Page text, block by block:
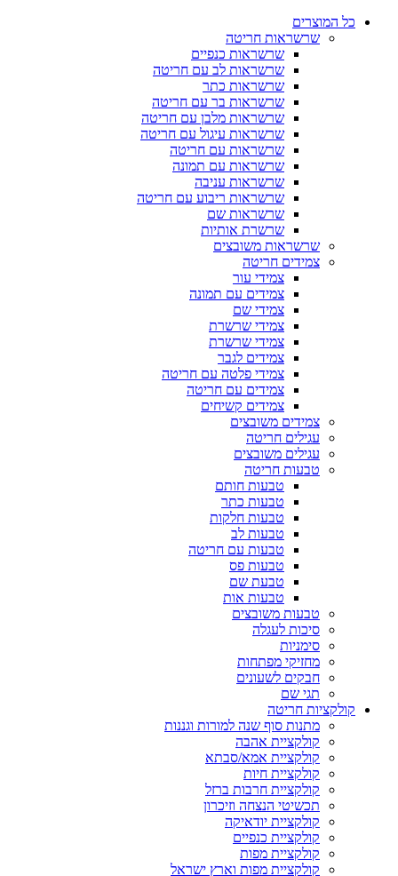
כל המוצרים
שרשראות חריטה
שרשראות כנפיים
שרשראות לב עם חריטה
שרשראות כתר
שרשראות בר עם חריטה
שרשראות מלבן עם חריטה
שרשראות עיגול עם חריטה
שרשראות עם חריטה
שרשראות עם תמונה
שרשראות עניבה
שרשראות ריבוע עם חריטה
שרשראות שם
שרשרת אותיות
שרשראות משובצים
צמידים חריטה
צמידי עור
צמידים עם תמונה
צמידי שם
צמידי שרשרת
צמידי שרשרת
צמידים לגבר
צמידי פלטה עם חריטה
צמידים עם חריטה
צמידים קשיחים
צמידים משובצים
עגילים חריטה
עגילים משובצים
טבעות חריטה
טבעות חותם
טבעות כתר
טבעות חלקות
טבעות לב
טבעות עם חריטה
טבעות פס
טבעת שם
טבעות אות
טבעות משובצים
סיכות לעגלה
סימניות
מחזיקי מפתחות
חבקים לשעונים
תגי שם
קולקציות חריטה
מתנות סוף שנה למורות וגננות
קולקציית אהבה
קולקציית אמא/סבתא
קולקציית חיות
קולקציית חרבות ברזל
תכשיטי הנצחה וזיכרון
קולקציית יודאיקה
קולקציית כנפיים
קולקציית מפות
קולקציית מפות וארץ ישראל